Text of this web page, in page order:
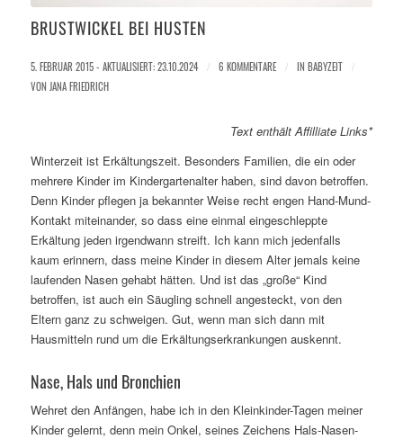
BRUSTWICKEL BEI HUSTEN
5. FEBRUAR 2015 - AKTUALISIERT: 23.10.2024 / 6 KOMMENTARE / IN BABYZEIT
/
VON JANA FRIEDRICH
Text enthält Affilliate Links*
Winterzeit ist Erkältungszeit. Besonders Familien, die ein oder
mehrere Kinder im Kindergartenalter haben, sind davon betroffen.
Denn Kinder pflegen ja bekannter Weise recht engen Hand-Mund-
Kontakt miteinander, so dass eine einmal eingeschleppte
Erkältung jeden irgendwann streift. Ich kann mich jedenfalls
kaum erinnern, dass meine Kinder in diesem Alter jemals keine
laufenden Nasen gehabt hätten. Und ist das „große“ Kind
betroffen, ist auch ein Säugling schnell angesteckt, von den
Eltern ganz zu schweigen. Gut, wenn man sich dann mit
Hausmitteln rund um die Erkältungserkrankungen auskennt.
Nase, Hals und Bronchien
Wehret den Anfängen, habe ich in den Kleinkinder-Tagen meiner
Kinder gelernt, denn mein Onkel, seines Zeichens Hals-Nasen-